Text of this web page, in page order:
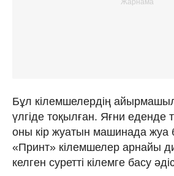
Бұл кілемшелердің
үлгіде тоқылған. Яғни
оны кір жуатын машинада жуа
«Принт» кілемшелер арнайы
келген суретті кілемге басу